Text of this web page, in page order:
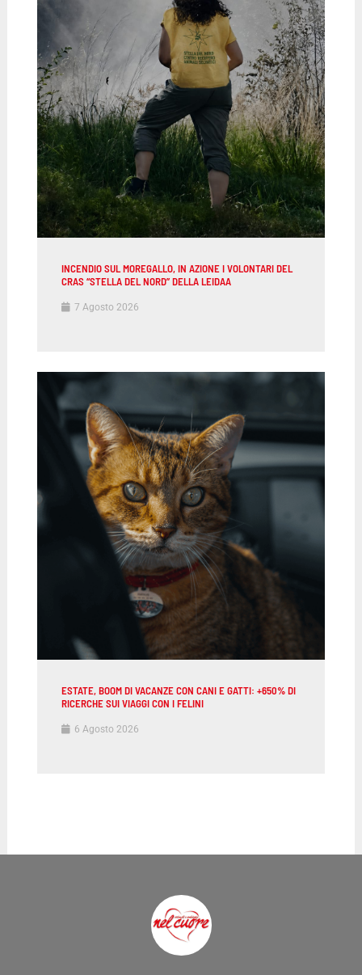
INCENDIO SUL MOREGALLO, IN AZIONE I VOLONTARI DEL
CRAS “STELLA DEL NORD” DELLA LEIDAA
7 Agosto 2026
ESTATE, BOOM DI VACANZE CON CANI E GATTI: +650% DI
RICERCHE SUI VIAGGI CON I FELINI
6 Agosto 2026